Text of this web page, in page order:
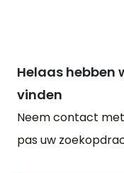
Helaas hebben
vinden
Neem contact
pas uw